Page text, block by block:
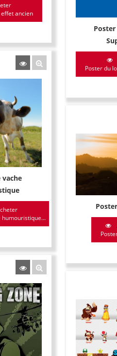
ancien
Poster du
vache
humouristique...